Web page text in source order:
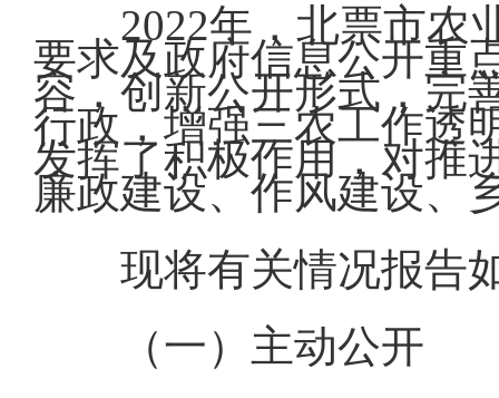
2022年，北票市农
要求及政府信息公开重
容，创新公开形式，完
行政，增强三农工作透
发挥了积极作用，对推
廉政建设、作风建设、
现将有关情况报告
（一）主动公开